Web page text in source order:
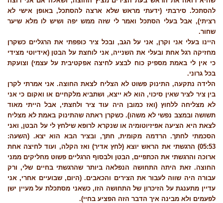
להסתכל. סירבתי (ידעתי מראש שלא ארצה להסתכל, באופן אישי לא
רציתי), אבל בעלי הסתכל ואמר לי שזה ממש יפה ושיש לו מלא שיער
שחור.
היינו בעלי אני וקרן, אני על הגב, ובכל ציר כופפתי את הרגליים כשקרן
מחזיקה רגל אחת ובעלי את השנייה, אני לוחצת על הבטן (אידיוטי מצידי
כי אין לי באמת מספיק כוח לבצע לחיצה אפקטיבית על עצמי) וצועקת
בכל גרוני.
הלידה נתקעה, התינוק פשוט לא הצליח לצאת החוצה. אני אמרתי לקרן
בין ציר לציר שאין סיכוי, הוא לא ייצא, ושתביא מלקחיים או ואקום כי אני
לא מצליחה ללחוץ (ואז כמובן היה עוד ציר ולחצתי, אבל הייתי מאוד
תשושה ובמצב נפשי לא משהו). כשקרן ראתה שהתינוק באמת לא מצליח
לצאת היא הציעה אפיזיוטומיה או שנקרא לרופא שילחץ לי על הבטן, ואני
הסכמתי לחתך. הרדמה מקומית, חתך, ובציר הבא הוא יצא. (השעה:
05:53) הרגשתי את הראש יוצא (לחץ אדיר) ואז הקלה, ועוד לחיצה אחת
ארוכה והרגשתי את הכתפיים, הבטן ולבסוף הרגליים פשוט מחליקים ממני
החוצה. זאת היתה התחושה הנפלאה ביותר שהרגשתי בחיים שלי, ורק
עבורה היה שווה לעבור את הצירים והכאבים. (היום, שבועיים אחרי, אני
עדיין מתענגת על הזיכרון של התחושה הזו, כשאני מסתכלת על מעיין ישן
לפעמים ולא מבינה איך הדבר הזה הפציע בחיי).